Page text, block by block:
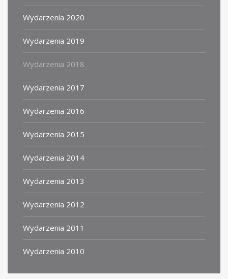
Wydarzenia 2020
Wydarzenia 2019
Wydarzenia 2018
Wydarzenia 2017
Wydarzenia 2016
Wydarzenia 2015
Wydarzenia 2014
Wydarzenia 2013
Wydarzenia 2012
Wydarzenia 2011
Wydarzenia 2010